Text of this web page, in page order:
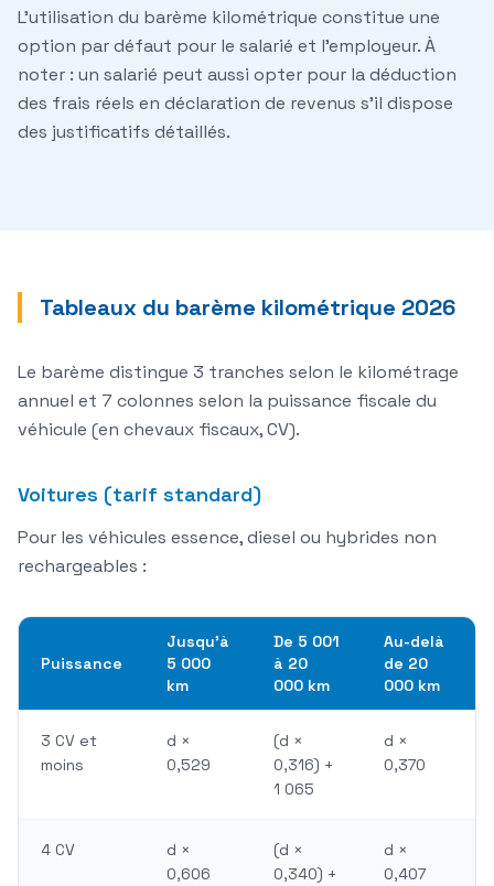
L'utilisation du barème kilométrique constitue une
option par défaut pour le salarié et l'employeur. À
noter : un salarié peut aussi opter pour la déduction
des frais réels en déclaration de revenus s'il dispose
des justificatifs détaillés.
Tableaux du barème kilométrique 2026
Le barème distingue 3 tranches selon le kilométrage
annuel et 7 colonnes selon la puissance fiscale du
véhicule (en chevaux fiscaux, CV).
Voitures (tarif standard)
Pour les véhicules essence, diesel ou hybrides non
rechargeables :
Puissance
Jusqu'à
5 000
km
De 5 001
à 20
000 km
Au-delà
de 20
000 km
3 CV et
moins
d ×
0,529
(d ×
0,316) +
1 065
d ×
0,370
4 CV
d ×
0,606
(d ×
0,340) +
d ×
0,407